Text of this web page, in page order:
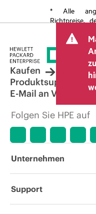
* Alle
Richtpreise,
kann
festgelegte
dem anderer
angezeigten
Richtpreise
sich das
Lebensdauer
Kaufen
Produktsupport
E-Mail an Vertrieb
Folgen Sie HPE auf
Unternehmen
Über HPE
Support